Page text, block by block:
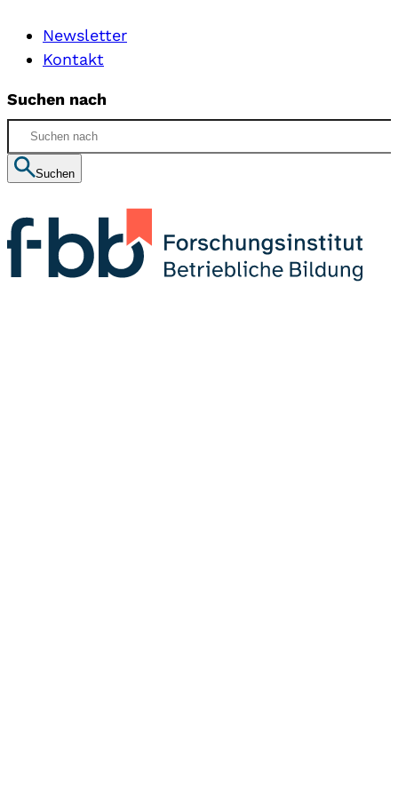
Newsletter
Kontakt
Suchen nach
Suchen